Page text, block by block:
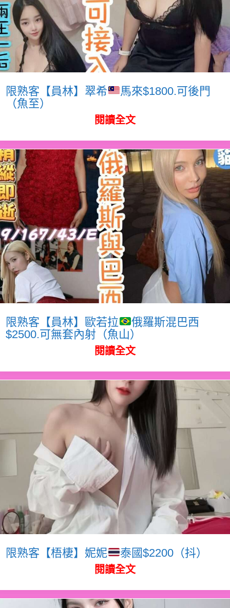
限熟客【員林】翠希
馬來$1800.可後門
（魚至）
閱讀全文
限熟客【員林】歐若拉
俄羅斯混巴西
$2500.可無套內射（魚山）
閱讀全文
限熟客【梧棲】妮妮 泰國$2200（抖）
閱讀全文